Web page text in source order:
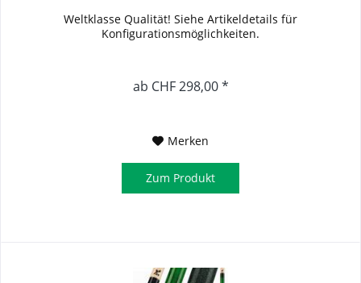
Weltklasse Qualität! Siehe Artikeldetails für
Konfigurationsmöglichkeiten.
ab CHF 298,00 *
Merken
Zum Produkt